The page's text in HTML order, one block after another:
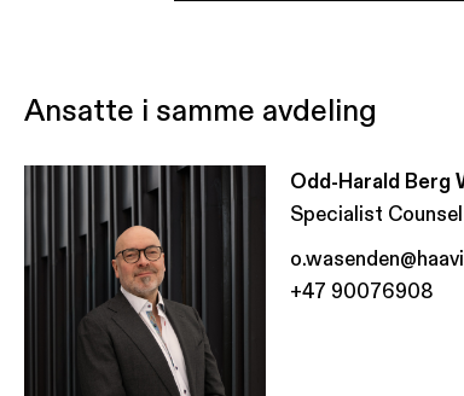
Ansatte i samme avdeling
Odd-Harald Berg
Specialist Counsel
+47 90076908